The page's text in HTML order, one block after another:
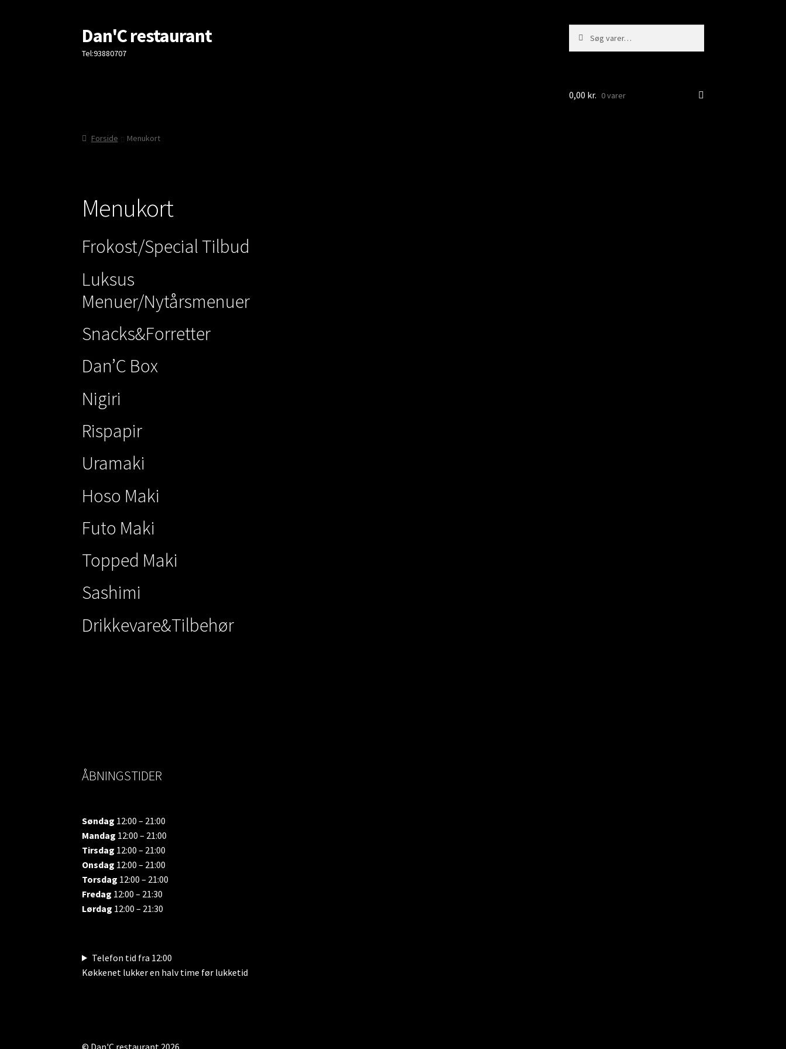
Spring
til
navigation
Spring
til
indhold
Dan'C restaurant
Tel:93880707
efter:
0,00 kr. 0 varer
Forside Menukort
Menukort
Frokost/Special Tilbud
Luksus
Menuer/Nytårsmenuer
Snacks&Forretter
Dan’C Box
Nigiri
Rispapir
Uramaki
Hoso Maki
Futo Maki
Topped Maki
Sashimi
Drikkevare&Tilbehør
ÅBNINGSTIDER
Søndag 12:00 – 21:00
Mandag 12:00 – 21:00
Tirsdag 12:00 – 21:00
Onsdag 12:00 – 21:00
Torsdag 12:00 – 21:00
Fredag 12:00 – 21:30
Lørdag 12:00 – 21:30
Telefon tid fra 12:00
Køkkenet lukker en halv time før lukketid